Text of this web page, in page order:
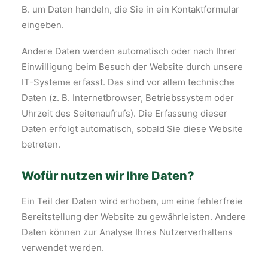
B. um Daten handeln, die Sie in ein Kontaktformular
eingeben.
Andere Daten werden automatisch oder nach Ihrer
Einwilligung beim Besuch der Website durch unsere
IT-Systeme erfasst. Das sind vor allem technische
Daten (z. B. Internetbrowser, Betriebssystem oder
Uhrzeit des Seitenaufrufs). Die Erfassung dieser
Daten erfolgt automatisch, sobald Sie diese Website
betreten.
Wofür nutzen wir Ihre Daten?
Ein Teil der Daten wird erhoben, um eine fehlerfreie
Bereitstellung der Website zu gewährleisten. Andere
Daten können zur Analyse Ihres Nutzerverhaltens
verwendet werden.